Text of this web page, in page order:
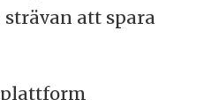
att spara